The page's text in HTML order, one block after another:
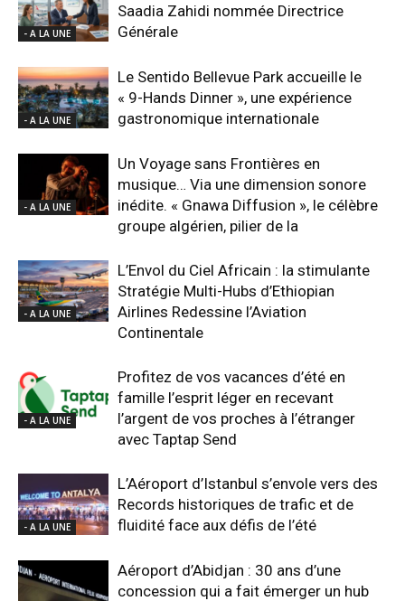
- A LA UNE
Saadia Zahidi nommée Directrice
Générale
- A LA UNE
Le Sentido Bellevue Park accueille le
« 9-Hands Dinner », une expérience
gastronomique internationale
- A LA UNE
Un Voyage sans Frontières en
musique… Via une dimension sonore
inédite. « Gnawa Diffusion », le célèbre
groupe algérien, pilier de la
- A LA UNE
L’Envol du Ciel Africain : la stimulante
Stratégie Multi-Hubs d’Ethiopian
Airlines Redessine l’Aviation
Continentale
- A LA UNE
Profitez de vos vacances d’été en
famille l’esprit léger en recevant
l’argent de vos proches à l’étranger
avec Taptap Send
- A LA UNE
L’Aéroport d’Istanbul s’envole vers des
Records historiques de trafic et de
fluidité face aux défis de l’été
Aéroport d’Abidjan : 30 ans d’une
concession qui a fait émerger un hub